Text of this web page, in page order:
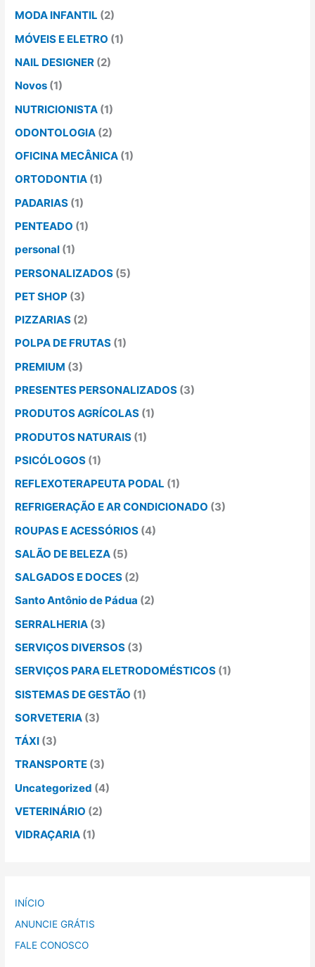
MODA INFANTIL (2)
MÓVEIS E ELETRO (1)
NAIL DESIGNER (2)
Novos (1)
NUTRICIONISTA (1)
ODONTOLOGIA (2)
OFICINA MECÂNICA (1)
ORTODONTIA (1)
PADARIAS (1)
PENTEADO (1)
personal (1)
PERSONALIZADOS (5)
PET SHOP (3)
PIZZARIAS (2)
POLPA DE FRUTAS (1)
PREMIUM (3)
PRESENTES PERSONALIZADOS (3)
PRODUTOS AGRÍCOLAS (1)
PRODUTOS NATURAIS (1)
PSICÓLOGOS (1)
REFLEXOTERAPEUTA PODAL (1)
REFRIGERAÇÃO E AR CONDICIONADO (3)
ROUPAS E ACESSÓRIOS (4)
SALÃO DE BELEZA (5)
SALGADOS E DOCES (2)
Santo Antônio de Pádua (2)
SERRALHERIA (3)
SERVIÇOS DIVERSOS (3)
SERVIÇOS PARA ELETRODOMÉSTICOS (1)
SISTEMAS DE GESTÃO (1)
SORVETERIA (3)
TÁXI (3)
TRANSPORTE (3)
Uncategorized (4)
VETERINÁRIO (2)
VIDRAÇARIA (1)
INÍCIO
ANUNCIE GRÁTIS
FALE CONOSCO